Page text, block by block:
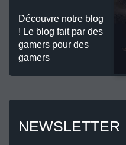
Découvre notre blog
! Le blog fait par des
gamers pour des
gamers
NEWSLETTER